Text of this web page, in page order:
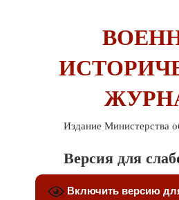
Издание Министерства
Версия для
Включить версию